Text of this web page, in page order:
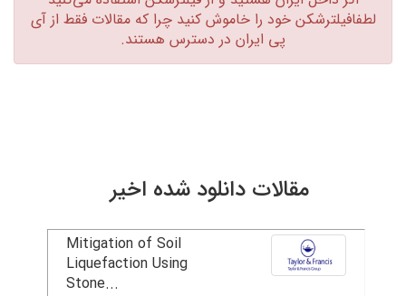
لطفافیلترشکن خود را خاموش کنید چرا که مقالات فقط از آی
پی ایران در دسترس هستند.‏
مقالات دانلود شده اخیر
Mitigation of Soil
Liquefaction Using
Stone...